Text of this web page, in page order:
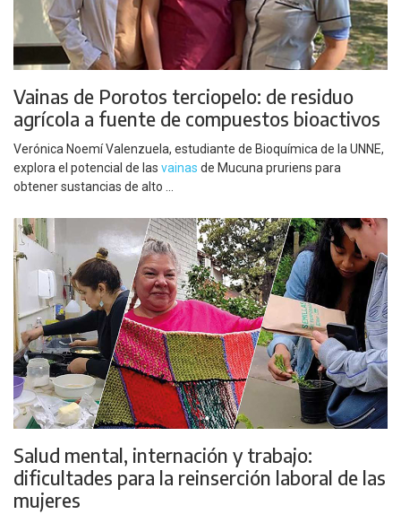
Vainas de Porotos terciopelo: de residuo
agrícola a fuente de compuestos bioactivos
Verónica Noemí Valenzuela, estudiante de Bioquímica de la UNNE,
explora el potencial de las vainas de Mucuna pruriens para
obtener sustancias de alto ...
Salud mental, internación y trabajo:
dificultades para la reinserción laboral de las
mujeres